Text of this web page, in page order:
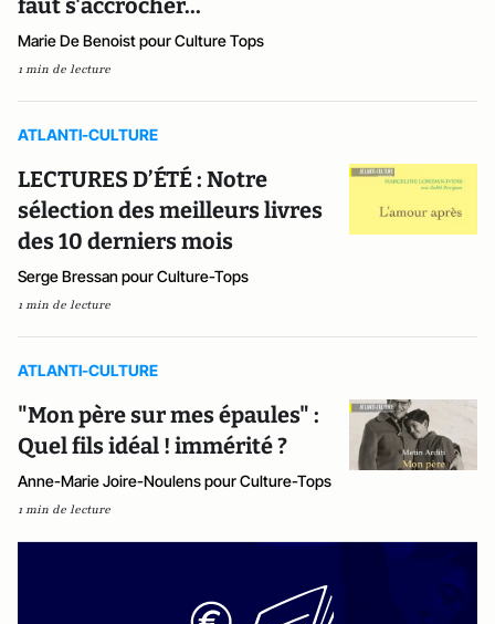
faut s'accrocher...
Marie De Benoist pour Culture Tops
1 min de lecture
ATLANTI-CULTURE
LECTURES D’ÉTÉ : Notre
sélection des meilleurs livres
des 10 derniers mois
Serge Bressan pour Culture-Tops
1 min de lecture
ATLANTI-CULTURE
"Mon père sur mes épaules" :
Quel fils idéal ! immérité ?
Anne-Marie Joire-Noulens pour Culture-Tops
1 min de lecture